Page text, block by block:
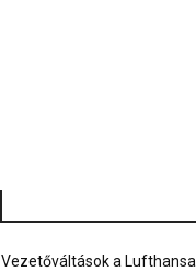
Vezetőváltások a Lufthansa